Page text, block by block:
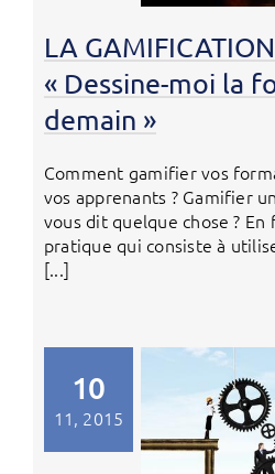
LA
« Dessine-moi la
demain »
Comment gamifier vos
vos apprenants ? Gamifier
vous dit quelque chose ? En
pratique qui consiste à
[...]
10
11, 2015